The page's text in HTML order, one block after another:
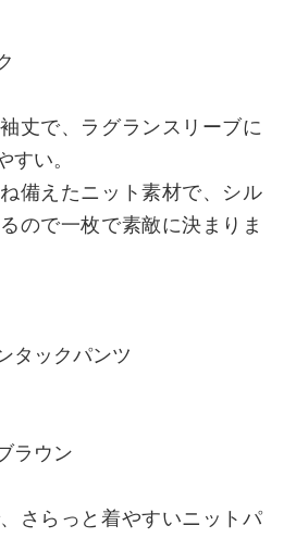
丈で、ラグランスリーブに
すい。
備えたニット素材で、シル
ので一枚で素敵に決まりま
タックパンツ
ラウン
さらっと着やすいニットパ